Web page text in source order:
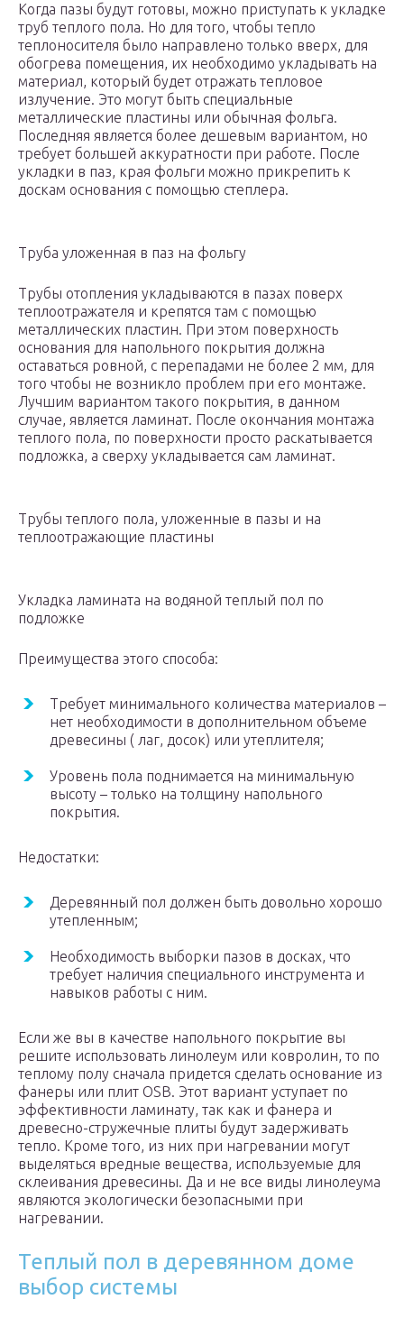
Когда пазы будут готовы, можно приступать к укладке
труб теплого пола. Но для того, чтобы тепло
теплоносителя было направлено только вверх, для
обогрева помещения, их необходимо укладывать на
материал, который будет отражать тепловое
излучение. Это могут быть специальные
металлические пластины или обычная фольга.
Последняя является более дешевым вариантом, но
требует большей аккуратности при работе. После
укладки в паз, края фольги можно прикрепить к
доскам основания с помощью степлера.
Труба уложенная в паз на фольгу
Трубы отопления укладываются в пазах поверх
теплоотражателя и крепятся там с помощью
металлических пластин. При этом поверхность
основания для напольного покрытия должна
оставаться ровной, с перепадами не более 2 мм, для
того чтобы не возникло проблем при его монтаже.
Лучшим вариантом такого покрытия, в данном
случае, является ламинат. После окончания монтажа
теплого пола, по поверхности просто раскатывается
подложка, а сверху укладывается сам ламинат.
Трубы теплого пола, уложенные в пазы и на
теплоотражающие пластины
Укладка ламината на водяной теплый пол по
подложке
Преимущества этого способа:
Требует минимального количества материалов –
нет необходимости в дополнительном объеме
древесины ( лаг, досок) или утеплителя;
Уровень пола поднимается на минимальную
высоту – только на толщину напольного
покрытия.
Недостатки:
Деревянный пол должен быть довольно хорошо
утепленным;
Необходимость выборки пазов в досках, что
требует наличия специального инструмента и
навыков работы с ним.
Если же вы в качестве напольного покрытие вы
решите использовать линолеум или ковролин, то по
теплому полу сначала придется сделать основание из
фанеры или плит ОSB. Этот вариант уступает по
эффективности ламинату, так как и фанера и
древесно-стружечные плиты будут задерживать
тепло. Кроме того, из них при нагревании могут
выделяться вредные вещества, используемые для
склеивания древесины. Да и не все виды линолеума
являются экологически безопасными при
нагревании.
Теплый пол в деревянном доме
выбор системы